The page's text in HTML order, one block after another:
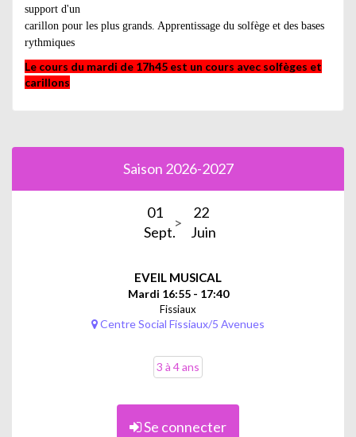
support d'un
carillon pour les plus grands. Apprentissage du solfège et des bases
rythmiques
Le cours du mardi de 17h45 est un cours avec solfèges et
carillons
Saison 2026-2027
01
Sept.
22
Juin
EVEIL MUSICAL
Mardi 16:55 - 17:40
Fissiaux
Centre Social Fissiaux/5 Avenues
3 à 4 ans
Se connecter